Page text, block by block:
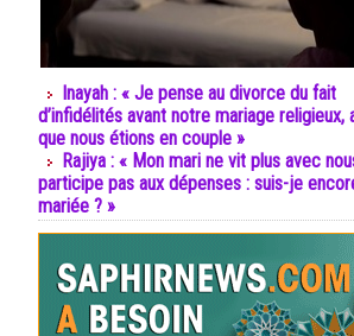
Inayah : « Je pense au divorce du fait
d’infidélités avant notre mariage religieux,
que nous étions en couple »
Rajiya : « Mon mari ne vit plus avec
participe pas aux dépenses : suis-je
mariée ? »